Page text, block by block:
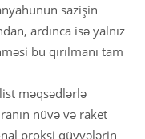
sazişin
ardınca isə yalnız
bu qırılmanı tam
məqsədlərlə
nüvə və raket
proksi qüvvələrin